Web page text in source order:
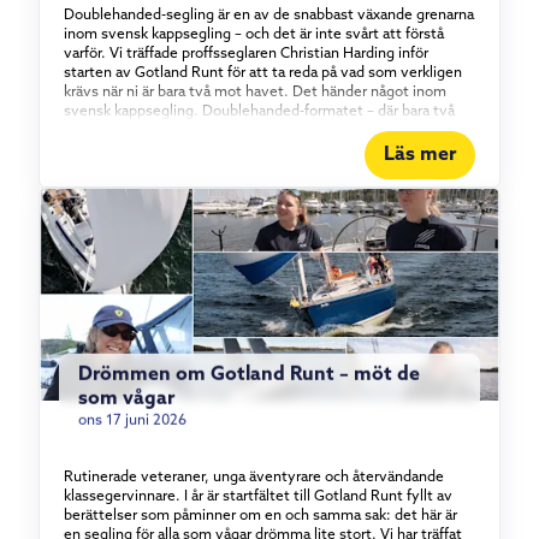
Doublehanded-segling är en av de snabbast växande grenarna
inom svensk kappsegling – och det är inte svårt att förstå
varför. Vi träffade proffsseglaren Christian Harding inför
starten av Gotland Runt för att ta reda på vad som verkligen
krävs när ni är bara två mot havet. Det händer något inom
svensk kappsegling. Doublehanded-formatet – där bara två
personer bemannar båten – har vuxit stadigt under det
senaste och ett halvt decenniet, och intresset visar inga
tecken på att mattas av. Vi tog en tur med proffsseglaren
Christian Harding, som i år seglar Gotland Runt tillsammans
med äventyraren Aron Andersson ombord på vår Elan 310
Groundbreaker. Vad det egentligen är som lockar med att
segla kortbemannat – och vad som krävs för att göra det bra.
Konstant i rörelse För Christian Harding handlar tjusningen
om tempot. I en båt med full besättning kan långa perioder gå
utan att varje enskild besättningsmedlem behöver göra
något. Doublehanded är raka motsatsen. – Det är aldrig någon
vila – det är det som är så kul, säger han. Det innebär förstås
också att förberedelserna väger tyngre. Allt ombord måste
vara genomtänkt, från rigg och segeltrim till rutiner för att äta
och sova. Vila är också en taktik På ett lopp av Gotland Runts
kaliber – flera hundra nautiska mil runt en hel ö – räcker det
tre timmars segling följt av tre timmars vila. Det måste få
vara flexibelt i praktiken, men fasta rutiner är avgörande för
att verkligen återhämta sig ordentligt. Så kommer du igång
Christian Harding är tydlig med rådet till den som vill prova
Läs mer
Drömmen om Gotland Runt – möt de
som vågar
ons 17 juni 2026
Rutinerade veteraner, unga äventyrare och återvändande
klassegervinnare. I år är startfältet till Gotland Runt fyllt av
berättelser som påminner om en och samma sak: det här är
en segling för alla som vågar drömma lite stort. Vi har träffat